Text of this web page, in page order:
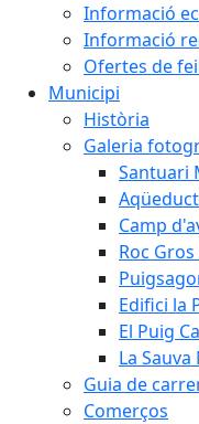
Informació
Informació
Ofertes de
Municipi
Història
Galeria
Santuari
Camp
Roc
Edifici la
El Puig
La Sauva
Guia de
Comerços